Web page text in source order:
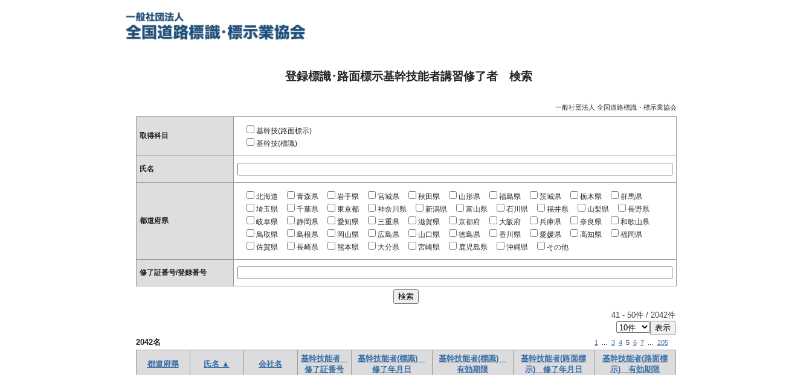
登録標識･路面標示基幹技能者講習修了者 検索
一般社団法人 全国道路標識・標示業協会
取得科目
基幹技(路面標示)
基幹技(標識)
氏名
都道府県
北海道 青森県 岩手県 宮城県 秋田県 山形県 福島県 茨城県 栃木県
群馬県
埼玉県
千葉県 東京都 神奈川県 新潟県 富山県 石川県 福井県 山梨県
長野県
岐阜県
静岡県 愛知県 三重県 滋賀県 京都府 大阪府 兵庫県 奈良県
和歌山県
鳥取県
島根県 岡山県 広島県 山口県 徳島県 香川県 愛媛県 高知県
福岡県
佐賀県
長崎県 熊本県 大分県 宮崎県 鹿児島県 沖縄県 その他
修了証番号/登録番号
41- 50件 / 2042件
2042名 1 3 4 5 6 7 205
都道府県 氏名 ▲ 会社名
基幹技能者
修了証番号
基幹技能者(標識)
修了年月日
基幹技能者(標識)
有効期限
基幹技能者(路面標
示) 修了年月日
基幹技能者(路面標
示) 有効期限